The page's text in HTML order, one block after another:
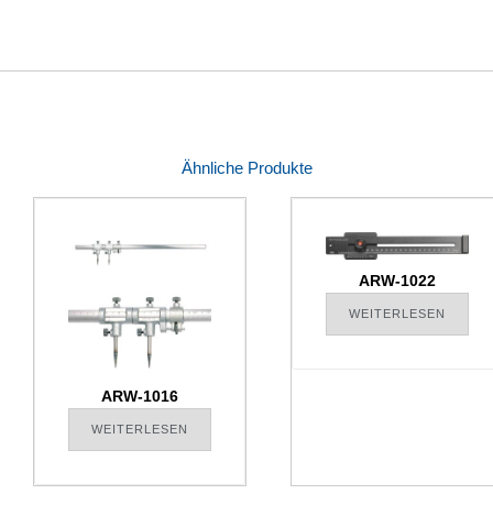
Ähnliche Produkte
ARW-1016
WEITERLESEN
ARW-1022
WEITERLESEN